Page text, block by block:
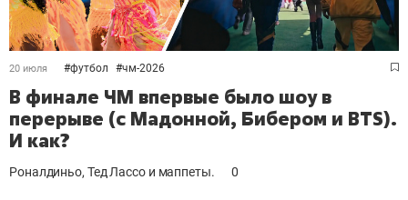
20 июля #футбол #чм-2026
В финале ЧМ впервые было шоу в
перерыве (с Мадонной, Бибером и BTS).
И как?
Роналдиньо, Тед Лассо и маппеты. 0